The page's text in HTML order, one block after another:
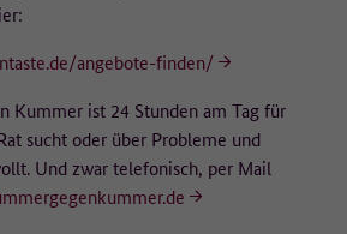
angebote-finden/
Kummer ist 24 Stunden am Tag für
sucht oder über Probleme und
Und zwar telefonisch, per Mail